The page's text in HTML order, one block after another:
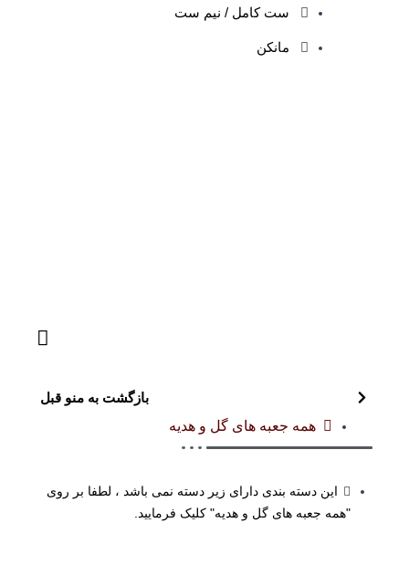
ست کامل / نیم ست
مانکن
بازگشت به منو قبل
همه جعبه های گل و هدیه
این دسته بندی دارای زیر دسته نمی باشد ، لطفا بر روی
"همه جعبه های گل و هدیه" کلیک فرمایید.